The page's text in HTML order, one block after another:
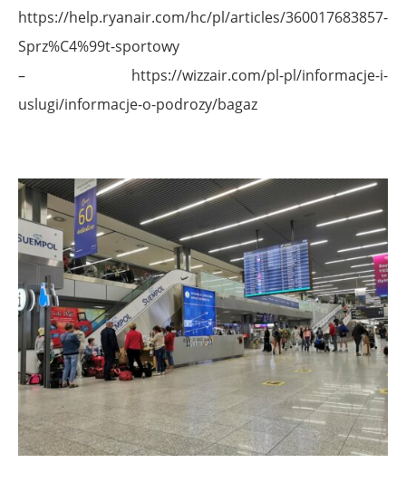
https://help.ryanair.com/hc/pl/articles/360017683857-
Sprz%C4%99t-sportowy
– https://wizzair.com/pl-pl/informacje-i-
uslugi/informacje-o-podrozy/bagaz